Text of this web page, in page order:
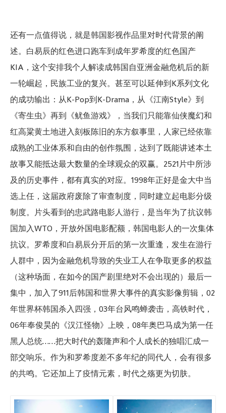
还有一点值得说，就是韩国影视作品里对时代背景的阐
述。白易辰的红色进口跑车到成年罗希度的红色国产
KIA，这个安排我个人解读成韩国自亚洲金融危机后的新
一轮崛起，民族工业的复兴。甚至可以延伸到K系列文化
的成功输出：从K-Pop到K-Drama，从《江南Style》到
《寄生虫》再到《鱿鱼游戏》，当我们只能靠仙侠魔幻和
红高粱黄土地进入刻板陈旧的东方叙事里，人家已经依靠
成熟的工业体系和自由的创作氛围，达到了既能讲述本土
故事又能抵达最大数量的全球观众的双赢。2521片中所涉
及的历史事件，都有真实的对应。1998年正好是金大中当
选上任，这届政府废除了审查制度，同时建立起电影分级
制度。片头看到的忠武路电影人游行，是当年为了抗议韩
国加入WTO，开放外国电影配额，韩国电影人的一次集体
抗议。罗希度和白易辰分开后的第一次重逢，发生在游行
人群中，因为金融危机导致的失业工人在争取更多的权益
（这种场面，在如今的国产剧里绝对不会出现的）最后一
集中，加入了911后韩国和世界大事件的真实影像剪辑，02
年世界杯韩国杀入四强，03年台风鸣蝉袭击，高铁时代，
06年奉俊昊的《汉江怪物》上映，08年奥巴马成为第一任
黑人总统……把大时代的轰隆声和个人成长的独唱汇成一
部交响乐。作为和罗希度差不多年纪的同代人，会有很多
的共鸣。它还加上了疫情元素，时代之殇更为切肤。